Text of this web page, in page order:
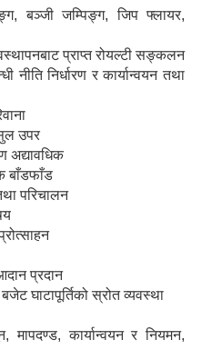
बञ्जी जम्पिङ्ग, जिप फ्लायर,
प्राप्त रोयल्टी सङ्कलन
नीति निर्धारण र कार्यान्वयन तथा
उपर
अद्यावधिक
बाँडफाँड
परिचालन
प्रदान
घाटापूर्तिको स्रोत व्यवस्था
मापदण्ड, कार्यान्वयन र नियमन,